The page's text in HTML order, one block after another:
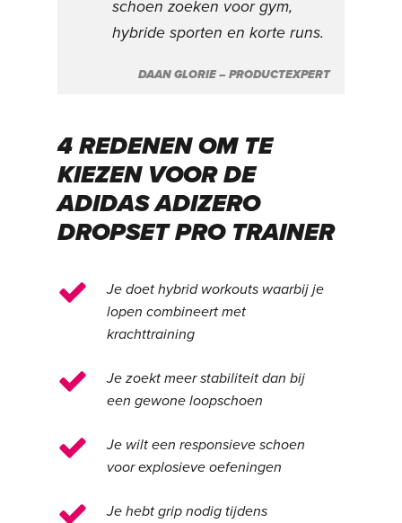
schoen zoeken voor gym,
hybride sporten en korte runs.
DAAN GLORIE – PRODUCTEXPERT
4 REDENEN OM TE
KIEZEN VOOR DE
ADIDAS ADIZERO
DROPSET PRO TRAINER
Je doet hybrid workouts waarbij je
lopen combineert met
krachttraining
Je zoekt meer stabiliteit dan bij
een gewone loopschoen
Je wilt een responsieve schoen
voor explosieve oefeningen
Je hebt grip nodig tijdens